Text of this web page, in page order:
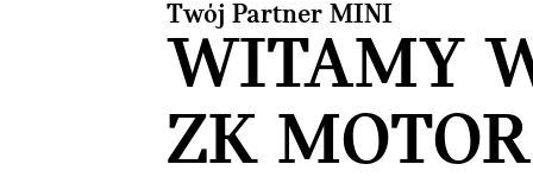
Twój Partner MINI
WITAMY
ZK